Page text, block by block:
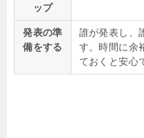
ップ
発表の準
備をする
誰が発表し、
す。時間に余
ておくと安心